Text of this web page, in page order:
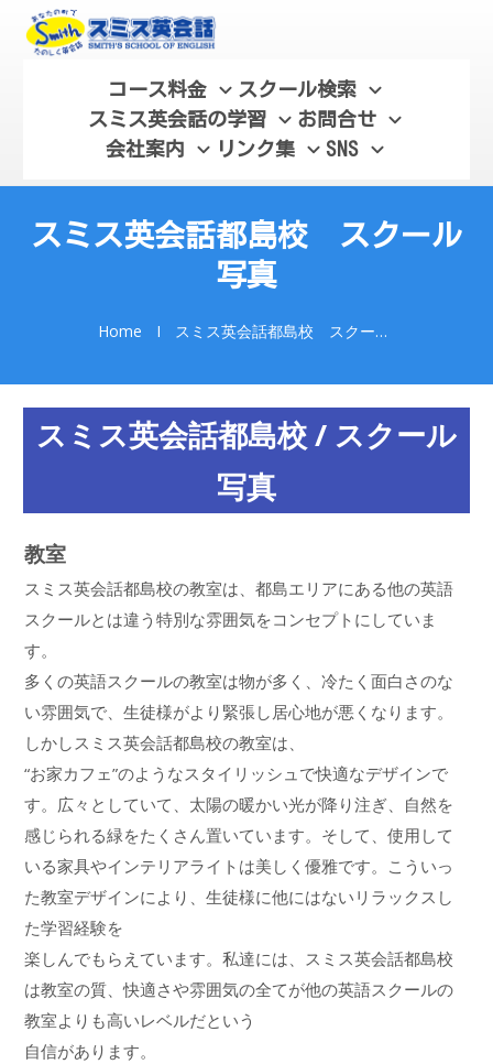
コース料金
スクール検索
スミス英会話の学習
お問合せ
会社案内
リンク集 SNS
スミス英会話都島校 スクール
写真
Home I スミス英会話都島校 スクール写真
スミス英会話都島校 / スクール
写真
教室
スミス英会話都島校の教室は、都島エリアにある他の英語
スクールとは違う特別な雰囲気をコンセプトにしていま
す。
多くの英語スクールの教室は物が多く、冷たく面白さのな
い雰囲気で、生徒様がより緊張し居心地が悪くなります。
しかしスミス英会話都島校の教室は、
“お家カフェ”のようなスタイリッシュで快適なデザインで
す。広々としていて、太陽の暖かい光が降り注ぎ、自然を
感じられる緑をたくさん置いています。そして、使用して
いる家具やインテリアライトは美しく優雅です。こういっ
た教室デザインにより、生徒様に他にはないリラックスし
た学習経験を
楽しんでもらえています。私達には、スミス英会話都島校
は教室の質、快適さや雰囲気の全てが他の英語スクールの
教室よりも高いレベルだという
自信があります。